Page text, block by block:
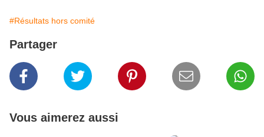
#Résultats hors comité
Partager
Vous aimerez aussi